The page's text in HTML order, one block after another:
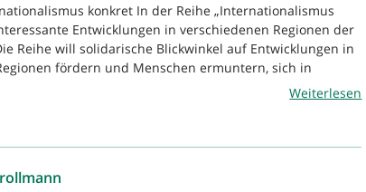
konkret In der Reihe „Internationalismus
Entwicklungen in verschiedenen Regionen der
Reihe will solidarische Blickwinkel auf Entwicklungen in
fördern und Menschen ermuntern, sich in
Weiterlesen